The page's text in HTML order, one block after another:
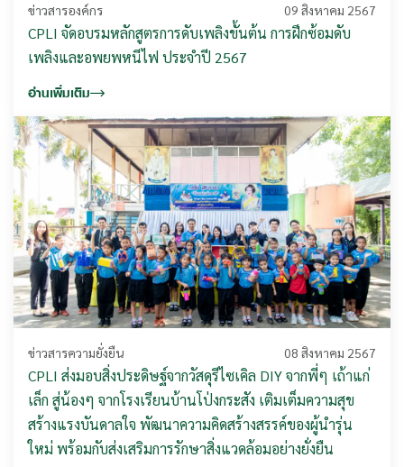
ข่าวสารองค์กร 09 สิงหาคม 2567
CPLI จัดอบรมหลักสูตรการดับเพลิงขั้นต้น การฝึกซ้อมดับ
เพลิงและอพยพหนีไฟ ประจำปี 2567
อ่านเพิ่มเติม
ข่าวสารความยั่งยืน 08 สิงหาคม 2567
CPLI ส่งมอบสิ่งประดิษฐ์จากวัสดุรีไซเคิล DIY จากพี่ๆ เถ้าแก่
เล็ก สู่น้องๆ จากโรงเรียนบ้านโป่งกระสัง เติมเต็มความสุข
สร้างแรงบันดาลใจ พัฒนาความคิดสร้างสรรค์ของผู้นำรุ่น
ใหม่ พร้อมกับส่งเสริมการรักษาสิ่งแวดล้อมอย่างยั่งยืน